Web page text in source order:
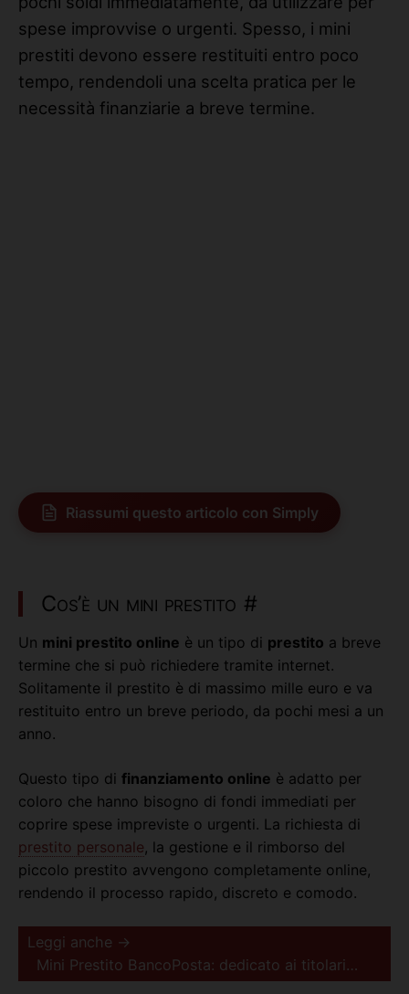
spese improvvise o urgenti. Spesso, i mini
prestiti devono essere restituiti entro poco
tempo, rendendoli una scelta pratica per le
necessità finanziarie a breve termine.
Riassumi questo articolo con Simply
Cos’è un mini prestito #
Un mini prestito online è un tipo di prestito a breve
termine che si può richiedere tramite internet.
Solitamente il prestito è di massimo mille euro e va
restituito entro un breve periodo, da pochi mesi a un
anno.
Questo tipo di finanziamento online è adatto per
coloro che hanno bisogno di fondi immediati per
coprire spese impreviste o urgenti. La richiesta di
prestito personale, la gestione e il rimborso del
piccolo prestito avvengono completamente online,
rendendo il processo rapido, discreto e comodo.
Leggi anche →
Mini Prestito BancoPosta: dedicato ai titolari…